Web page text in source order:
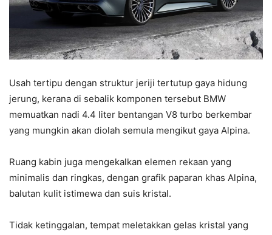
Usah tertipu dengan struktur jeriji tertutup gaya hidung
jerung, kerana di sebalik komponen tersebut BMW
memuatkan nadi 4.4 liter bentangan V8 turbo berkembar
yang mungkin akan diolah semula mengikut gaya Alpina.
Ruang kabin juga mengekalkan elemen rekaan yang
minimalis dan ringkas, dengan grafik paparan khas Alpina,
balutan kulit istimewa dan suis kristal.
Tidak ketinggalan, tempat meletakkan gelas kristal yang